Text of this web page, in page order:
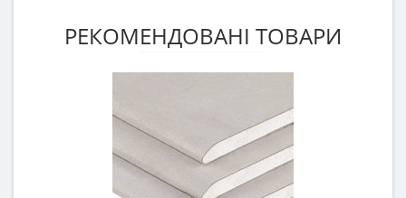
РЕКОМЕНДОВАНІ ТОВАРИ